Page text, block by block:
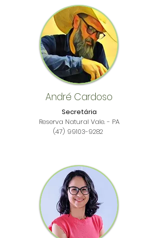
André Cardoso
Secretária
Reserva Natural Vale. - PA
(47) 99103-9282